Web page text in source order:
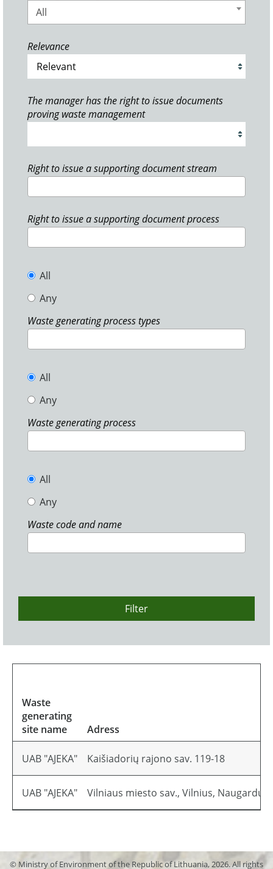
All
Relevance
The manager has the right to issue documents
proving waste management
Right to issue a supporting document stream
Right to issue a supporting document process
All
Any
Waste generating process types
All
Any
Waste generating process
All
Any
Waste code and name
Filter
Waste
generating
site name
Adress
UAB "AJEKA" Kaišiadorių rajono sav. 119-18
UAB "AJEKA" Vilniaus miesto sav., Vilnius,
© Ministry of Environment of the Republic of Lithuania, 2026. All rights